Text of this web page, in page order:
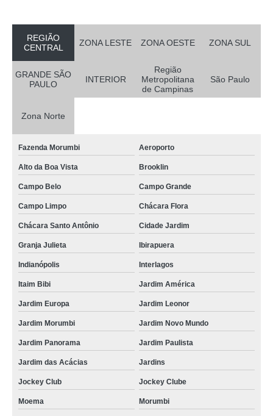
REGIÃO
CENTRAL
ZONA LESTE ZONA OESTE ZONA SUL
GRANDE SÃO
PAULO
INTERIOR
Região
Metropolitana
de Campinas
São Paulo
Zona Norte
Fazenda Morumbi Aeroporto
Alto da Boa Vista Brooklin
Campo Belo Campo Grande
Campo Limpo Chácara Flora
Chácara Santo Antônio Cidade Jardim
Granja Julieta Ibirapuera
Indianópolis Interlagos
Itaim Bibi Jardim América
Jardim Europa Jardim Leonor
Jardim Morumbi Jardim Novo Mundo
Jardim Panorama Jardim Paulista
Jardim das Acácias Jardins
Jockey Club Jockey Clube
Moema Morumbi